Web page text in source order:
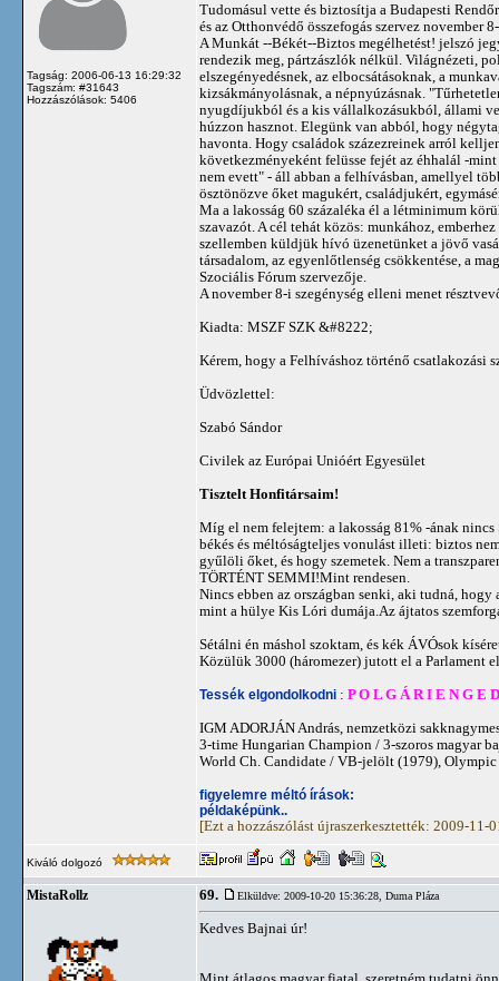
Tagság: 2006-06-13 16:29:32
Tagszám: #31643
Hozzászólások: 5406
Tudomásul vette és biztosítja a Budapesti
és az Otthonvédő összefogás szervez november
A Munkát --Békét--Biztos megélhetést! jelszó
rendezik meg, pártzászlók nélkül. Világnézeti,
elszegényedésnek, az elbocsátásoknak, a
kizsákmányolásnak, a népnyúzásnak.
nyugdíjukból és a kis vállalkozásukból, állami
húzzon hasznot. Elegünk van abból, hogy
havonta. Hogy családok százezreinek arról
következményeként felüsse fejét az éhhalál -mint
nem evett" - áll abban a felhívásban, amellyel
ösztönözve őket magukért, családjukért,
Ma a lakosság 60 százaléka él a létminimum
szavazót. A cél tehát közös: munkához,
szellemben küldjük hívó üzenetünket a jövő
társadalom, az egyenlőtlenség csökkentése, a
Szociális Fórum szervezője.
A november 8-i szegénység elleni menet
Kiadta: MSZF SZK &#8222;
Kérem, hogy a Felhíváshoz történő csatlakozási
Üdvözlettel:
Szabó Sándor
Civilek az Európai Unióért Egyesület
Tisztelt Honfitársaim!
Míg el nem felejtem: a lakosság 81% -ának
békés és méltóságteljes vonulást illeti: biztos
gyűlöli őket, és hogy szemetek. Nem a
TÖRTÉNT SEMMI!Mint rendesen.
Nincs ebben az országban senki, aki tudná,
mint a hülye Kis Lóri dumája.Az ájtatos
Sétálni én máshol szoktam, és kék ÁVÓsok
Közülük 3000 (háromezer) jutott el a Parlament
Tessék elgondolkodni : P O L G Á R I E N G E
IGM ADORJÁN András, nemzetközi
3-time Hungarian Champion / 3-szoros magyar
World Ch. Candidate / VB-jelölt (1979),
figyelemre méltó írások:
példaképünk..
[Ezt a hozzászólást újraszerkesztették: 2009-11-
Kiváló dolgozó
MistaRollz 69. Elküldve: 2009-10-20 15:36:28, Duma Pláza
Kedves Bajnai úr!